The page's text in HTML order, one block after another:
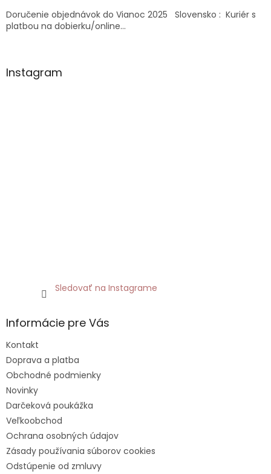
Doručenie objednávok do Vianoc 2025 Slovensko : Kuriér s
platbou na dobierku/online...
Instagram
Sledovať na Instagrame
Informácie pre Vás
Kontakt
Doprava a platba
Obchodné podmienky
Novinky
Darčeková poukážka
Veľkoobchod
Ochrana osobných údajov
Zásady používania súborov cookies
Odstúpenie od zmluvy